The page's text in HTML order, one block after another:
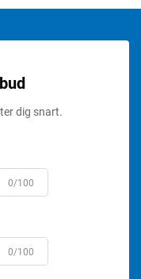
dig snart.
0/100
0/100